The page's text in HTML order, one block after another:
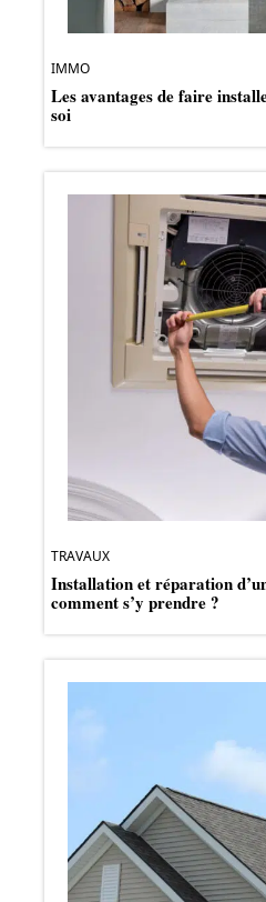
IMMO
Les avantages de faire
soi
TRAVAUX
Installation et réparation
comment s’y prendre ?